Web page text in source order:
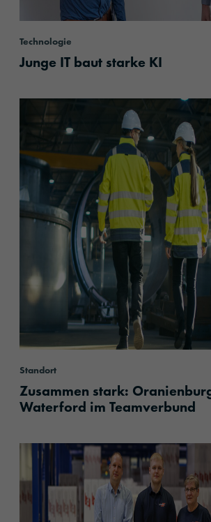
Technologie
Junge IT baut starke KI
Standort
Zusammen stark:
Waterford im Teamverbund
content.read_more
content.read_more